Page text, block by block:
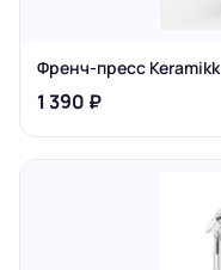
Френч-пресс Keramikk
1 390 ₽